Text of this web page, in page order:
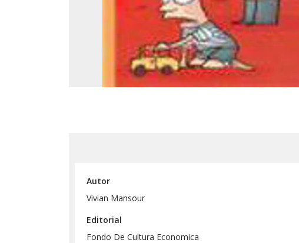
Autor
Vivian Mansour
Editorial
Fondo De Cultura Economica